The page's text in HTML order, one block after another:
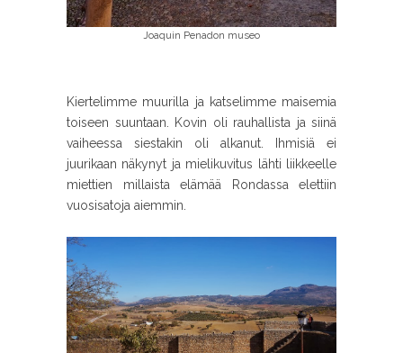
Joaquin Penadon museo
Kiertelimme muurilla ja katselimme maisemia
toiseen suuntaan. Kovin oli rauhallista ja siinä
vaiheessa siestakin oli alkanut. Ihmisiä ei
juurikaan näkynyt ja mielikuvitus lähti liikkeelle
miettien millaista elämää Rondassa elettiin
vuosisatoja aiemmin.